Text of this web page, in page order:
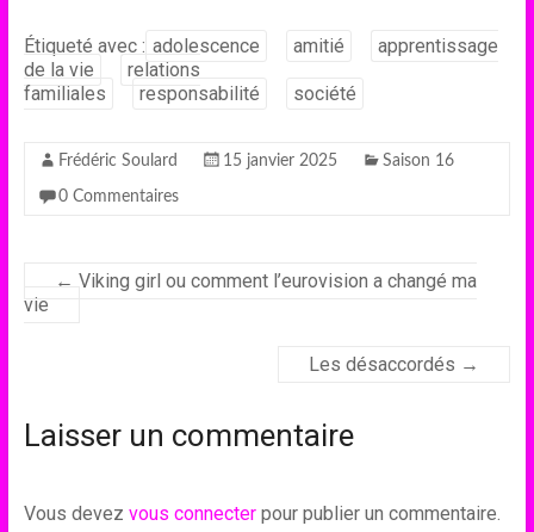
Étiqueté avec : adolescence amitié
apprentissage
de la vie
relations
familiales
responsabilité société
Frédéric Soulard 15 janvier 2025 Saison 16
0 Commentaires
← Viking girl ou comment l’eurovision a changé ma
vie
Les désaccordés →
Laisser un commentaire
Vous devez vous connecterpour publier un commentaire.